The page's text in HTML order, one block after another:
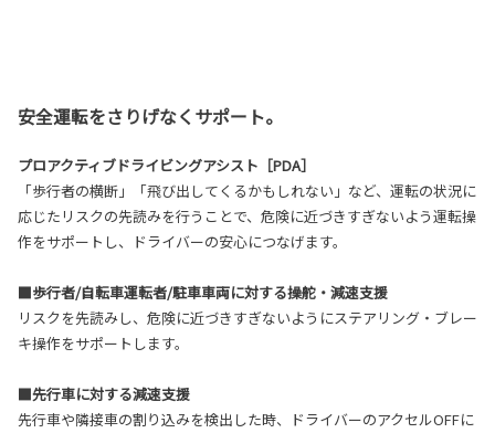
安全運転をさりげなくサポート。
プロアクティブドライビングアシスト［PDA］
「歩行者の横断」「飛び出してくるかもしれない」など、運転の状況に
応じたリスクの先読みを行うことで、危険に近づきすぎないよう運転操
作をサポートし、ドライバーの安心につなげます。
■歩行者/自転車運転者/駐車車両に対する操舵・減速支援
リスクを先読みし、危険に近づきすぎないようにステアリング・ブレー
キ操作をサポートします。
■先行車に対する減速支援
先行車や隣接車の割り込みを検出した時、ドライバーのアクセルOFFに